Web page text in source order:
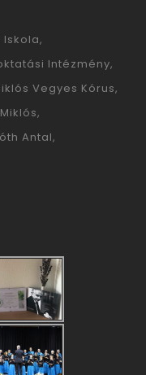
Iskola
Intézmény
Vegyes Kórus
Antal